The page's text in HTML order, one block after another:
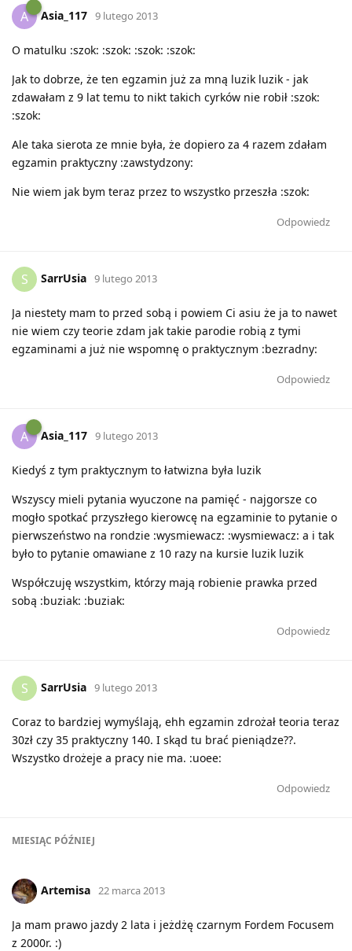
A Asia_117 9 lutego 2013
O matulku :szok: :szok: :szok: :szok:
Jak to dobrze, że ten egzamin już za mną luzik luzik - jak
zdawałam z 9 lat temu to nikt takich cyrków nie robił :szok:
:szok:
Ale taka sierota ze mnie była, że dopiero za 4 razem zdałam
egzamin praktyczny :zawstydzony:
Nie wiem jak bym teraz przez to wszystko przeszła :szok:
Odpowiedz
S SarrUsia 9 lutego 2013
Ja niestety mam to przed sobą i powiem Ci asiu że ja to nawet
nie wiem czy teorie zdam jak takie parodie robią z tymi
egzaminami a już nie wspomnę o praktycznym :bezradny:
Odpowiedz
A Asia_117 9 lutego 2013
Kiedyś z tym praktycznym to łatwizna była luzik
Wszyscy mieli pytania wyuczone na pamięć - najgorsze co
mogło spotkać przyszłego kierowcę na egzaminie to pytanie o
pierwszeństwo na rondzie :wysmiewacz: :wysmiewacz: a i tak
było to pytanie omawiane z 10 razy na kursie luzik luzik
Współczuję wszystkim, którzy mają robienie prawka przed
sobą :buziak: :buziak:
Odpowiedz
S SarrUsia 9 lutego 2013
Coraz to bardziej wymyślają, ehh egzamin zdrożał teoria teraz
30zł czy 35 praktyczny 140. I skąd tu brać pieniądze??.
Wszystko drożeje a pracy nie ma. :uoee:
Odpowiedz
MIESIĄC PÓŹNIEJ
Artemisa 22 marca 2013
Ja mam prawo jazdy 2 lata i jeżdżę czarnym Fordem Focusem
z 2000r. :)